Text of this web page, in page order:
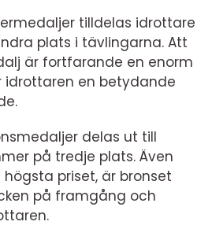
tilldelas idrottare
plats i tävlingarna. Att
är fortfarande en enorm
idrottaren en betydande
delas ut till
på tredje plats. Även
priset, är bronset
på framgång och